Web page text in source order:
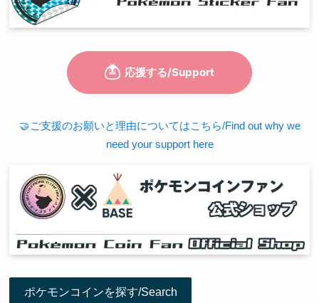
🤝ご支援のお願いと理由についてはこちら/Find out why we
need your support here
ポケモンコインを探す/Search